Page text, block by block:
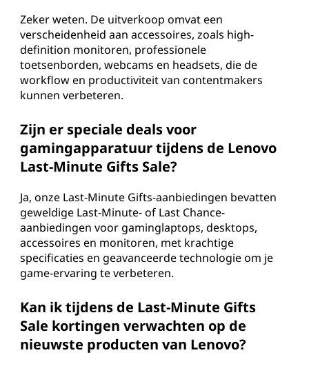
Zeker weten. De uitverkoop omvat een
verscheidenheid aan accessoires, zoals high-
definition monitoren, professionele
toetsenborden, webcams en headsets, die de
workflow en productiviteit van contentmakers
kunnen verbeteren.
Zijn er speciale deals voor
gamingapparatuur tijdens de Lenovo
Last-Minute Gifts Sale?
Ja, onze Last-Minute Gifts-aanbiedingen bevatten
geweldige Last-Minute- of Last Chance-
aanbiedingen voor gaminglaptops, desktops,
accessoires en monitoren, met krachtige
specificaties en geavanceerde technologie om je
game-ervaring te verbeteren.
Kan ik tijdens de Last-Minute Gifts
Sale kortingen verwachten op de
nieuwste producten van Lenovo?